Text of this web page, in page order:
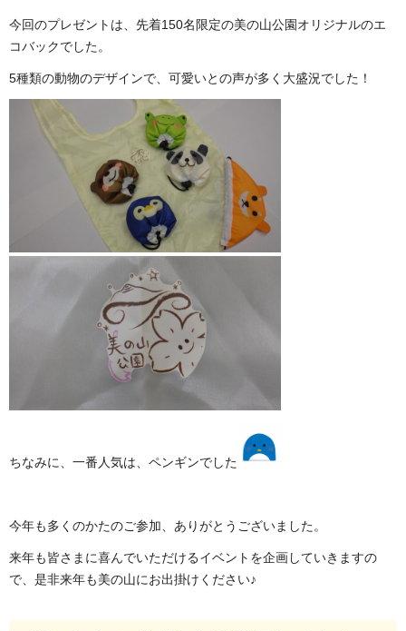
今回のプレゼントは、先着150名限定の美の山公園オリジナルのエ
コバックでした。
5種類の動物のデザインで、可愛いとの声が多く大盛況でした！
ちなみに、一番人気は、ペンギンでした
今年も多くのかたのご参加、ありがとうございました。
来年も皆さまに喜んでいただけるイベントを企画していきますの
で、是非来年も美の山にお出掛けください♪